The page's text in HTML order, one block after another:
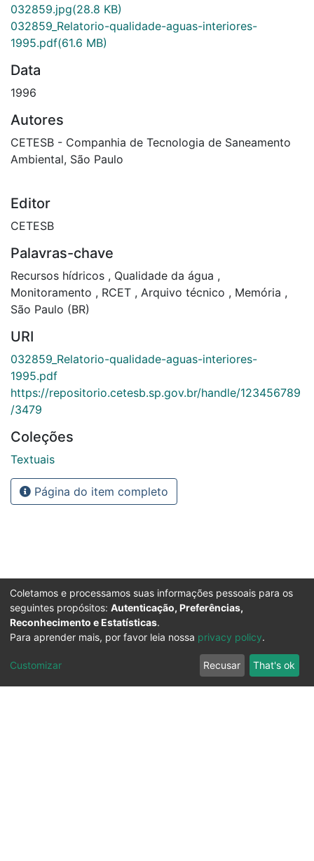
032859.jpg(28.8 KB)
032859_Relatorio-qualidade-aguas-interiores-
1995.pdf(61.6 MB)
Data
1996
Autores
CETESB - Companhia de Tecnologia de Saneamento
Ambiental, São Paulo
Editor
CETESB
Palavras-chave
Recursos hídricos , Qualidade da água ,
Monitoramento , RCET , Arquivo técnico , Memória ,
São Paulo (BR)
URI
032859_Relatorio-qualidade-aguas-interiores-
1995.pdf
https://repositorio.cetesb.sp.gov.br/handle/123456789
/3479
Coleções
Textuais
Página do item completo
Coletamos e processamos suas informações pessoais para os
seguintes propósitos: Autenticação, Preferências,
Reconhecimento e Estatísticas.
Para aprender mais, por favor leia nossa privacy policy.
Customizar Recusar That's ok